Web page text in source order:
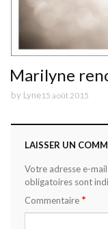
Marilyne
by Lyne15 août 2015
LAISSER UN
Votre adresse e-
obligatoires sont
Commentaire *